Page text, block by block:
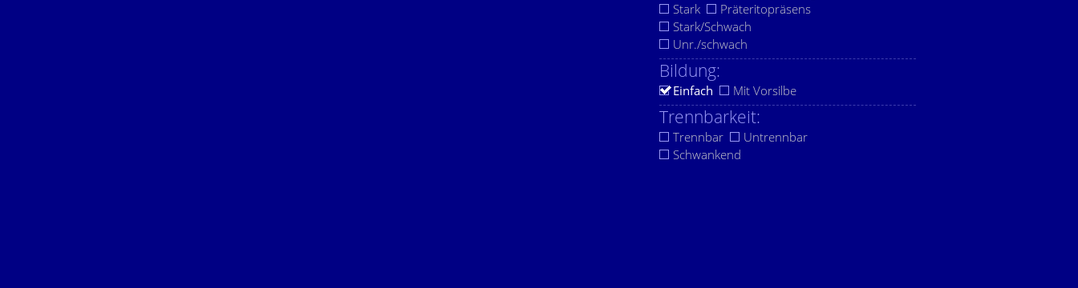
Stark
Präteritopräsens
Stark/Schwach
Unr./schwach
Bildung:
Einfach Mit Vorsilbe
Trennbarkeit:
Trennbar
Untrennbar
Schwankend